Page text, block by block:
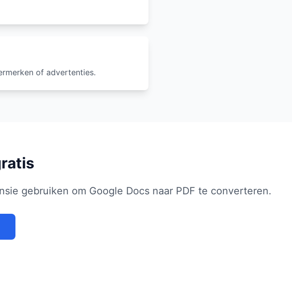
of advertenties.
gebruiken om Google Docs naar PDF te converteren.